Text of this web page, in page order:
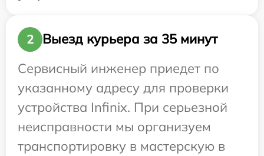
2
Выезд курьера за 35 минут
Сервисный инженер приедет по
указанному адресу для проверки
устройства Infinix. При серьезной
неисправности мы организуем
транспортировку в мастерскую в